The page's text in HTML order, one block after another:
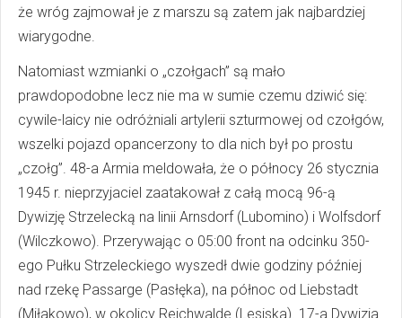
że wróg zajmował je z marszu są zatem jak najbardziej
wiarygodne.
Natomiast wzmianki o „czołgach” są mało
prawdopodobne lecz nie ma w sumie czemu dziwić się:
cywile-laicy nie odróżniali artylerii szturmowej od czołgów,
wszelki pojazd opancerzony to dla nich był po prostu
„czołg”. 48-a Armia meldowała, że o północy 26 stycznia
1945 r. nieprzyjaciel zaatakował z całą mocą 96-ą
Dywizję Strzelecką na linii Arnsdorf (Lubomino) i Wolfsdorf
(Wilczkowo). Przerywając o 05:00 front na odcinku 350-
ego Pułku Strzeleckiego wyszedł dwie godziny później
nad rzekę Passarge (Pasłęka), na północ od Liebstadt
(Miłakowo), w okolicy Reichwalde (Lesiska). 17-a Dywizja